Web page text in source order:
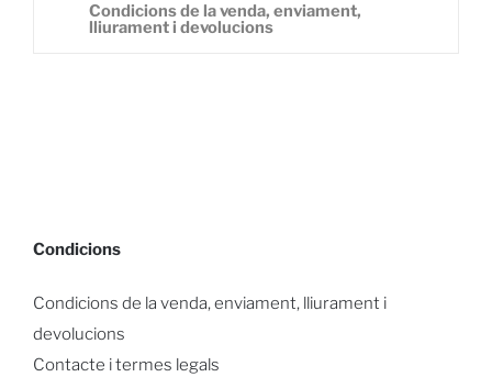
Condicions de la venda, enviament,
lliurament i devolucions
Condicions
Condicions de la venda, enviament, lliurament i
devolucions
Contacte i termes legals